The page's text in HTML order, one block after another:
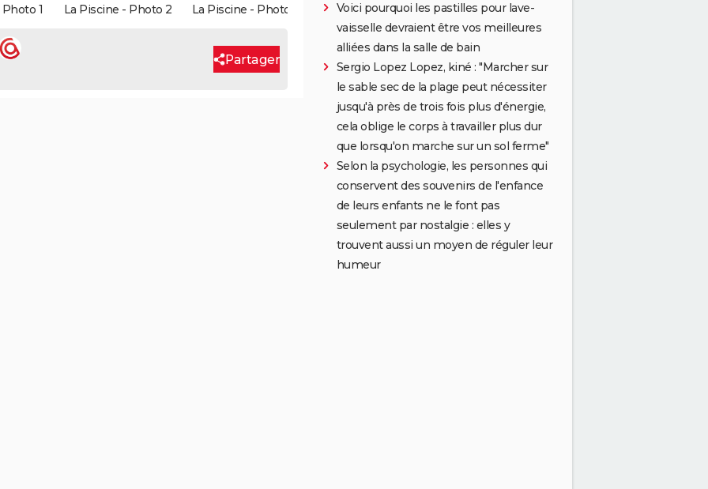
1 La Piscine - Photo 2 La Piscine - Photo 3 La Piscine - Photo 4
Partager
Voici pourquoi les pastilles pour lave-
vaisselle devraient être vos meilleures
alliées dans la salle de bain
Sergio Lopez Lopez, kiné : "Marcher sur
le sable sec de la plage peut nécessiter
jusqu'à près de trois fois plus d'énergie,
cela oblige le corps à travailler plus dur
que lorsqu'on marche sur un sol ferme"
Selon la psychologie, les personnes qui
conservent des souvenirs de l'enfance
de leurs enfants ne le font pas
seulement par nostalgie : elles y
trouvent aussi un moyen de réguler leur
humeur